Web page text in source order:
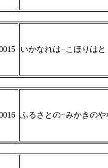
いかなれは−こほりは
ふるさとの−みかきの